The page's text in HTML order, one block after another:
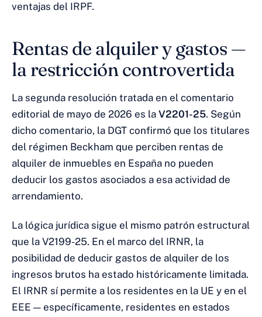
ventajas del IRPF.
Rentas de alquiler y gastos —
la restricción controvertida
La segunda resolución tratada en el comentario
editorial de mayo de 2026 es la V2201-25. Según
dicho comentario, la DGT confirmó que los titulares
del régimen Beckham que perciben rentas de
alquiler de inmuebles en España no pueden
deducir los gastos asociados a esa actividad de
arrendamiento.
La lógica jurídica sigue el mismo patrón estructural
que la V2199-25. En el marco del IRNR, la
posibilidad de deducir gastos de alquiler de los
ingresos brutos ha estado históricamente limitada.
El IRNR sí permite a los residentes en la UE y en el
EEE — específicamente, residentes en estados